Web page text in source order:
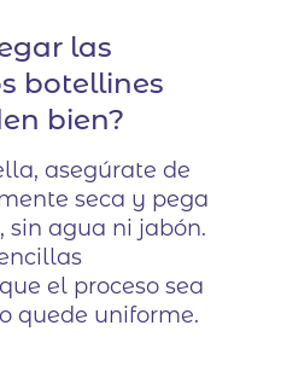
las
botellines
bien?
asegúrate de
seca y pega
sin agua ni jabón.
el proceso sea
quede uniforme.